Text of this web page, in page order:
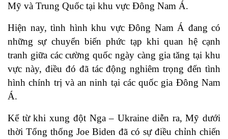
Mỹ và Trung Quốc tại khu vực Đông Nam Á.
Hiện nay, tình hình khu vực Đông Nam Á đang có
những sự chuyển biến phức tạp khi quan hệ cạnh
tranh giữa các cường quốc ngày càng gia tăng tại khu
vực này, điều đó đã tác động nghiêm trọng đến tình
hình chính trị và an ninh tại các quốc gia Đông Nam
Á.
Kể từ khi xung đột Nga – Ukraine diễn ra, Mỹ dưới
thời Tổng thống Joe Biden đã có sự điều chỉnh chiến